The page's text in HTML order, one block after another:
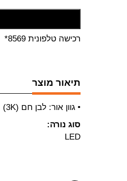
רכישה טלפונית 8569*
תיאור מוצר
• גוון אור: לבן חם (3K)
סוג נורה:
LED